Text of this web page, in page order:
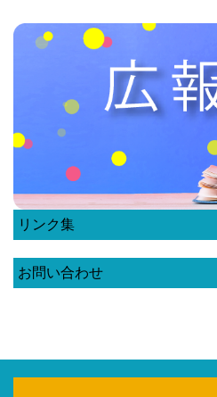
リンク集
お問い合わせ